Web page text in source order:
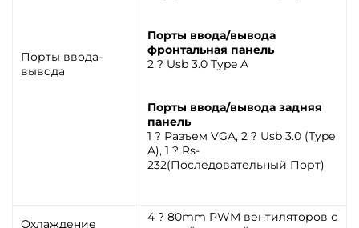
Порты ввода-
вывода
Порты ввода/вывода
фронтальная панель
2 ? Usb 3.0 Type A
Порты ввода/вывода задняя
панель
1 ? Разъем VGA, 2 ? Usb 3.0 (Type
A), 1 ? Rs-
232(Последовательный Порт)
Охлаждение
4 ? 80mm PWM вентиляторов с